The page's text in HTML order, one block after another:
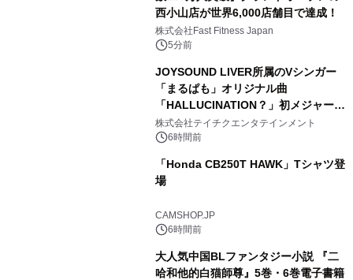
西小山店が世界6,000店舗目で達成！
株式会社Fast Fitness Japan
5分前
JOYSOUND LIVER所属のVシンガー
「まるぱも」オリジナル曲
「HALLUCINATION？」初メジャー配
信リリース決定！
株式会社テイチクエンタテインメント
6時間前
「Honda CB250T HAWK」Tシャツ登
場
CAMSHOP.JP
6時間前
大人気中国BLファンタジー小説 『二
哈和他的白猫師尊』5巻・6巻電子書籍